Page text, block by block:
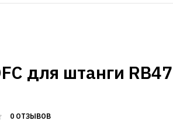
для штанги
0 ОТЗЫВОВ